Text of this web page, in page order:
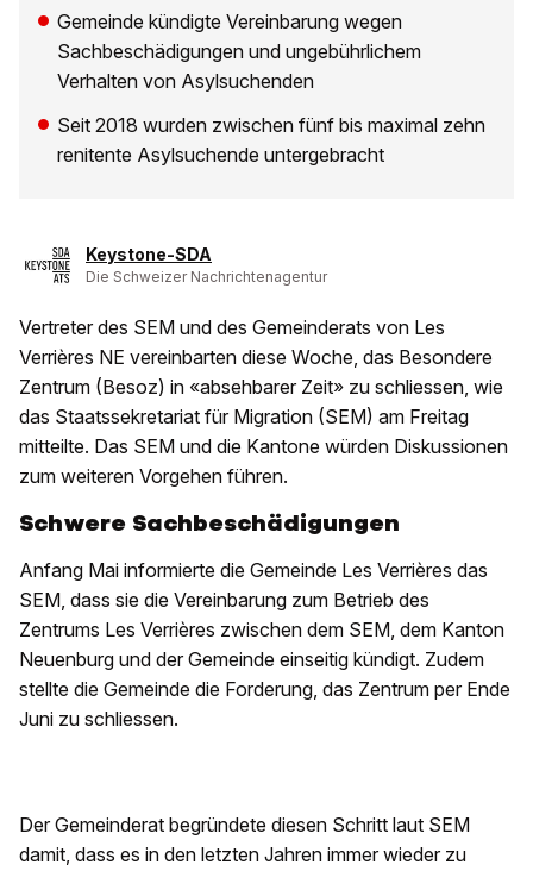
Gemeinde kündigte Vereinbarung wegen
Sachbeschädigungen und ungebührlichem
Verhalten von Asylsuchenden
Seit 2018 wurden zwischen fünf bis maximal zehn
renitente Asylsuchende untergebracht
Keystone-SDA
Die Schweizer Nachrichtenagentur
Vertreter des SEM und des Gemeinderats von Les
Verrières NE vereinbarten diese Woche, das Besondere
Zentrum (Besoz) in «absehbarer Zeit» zu schliessen, wie
das Staatssekretariat für Migration (SEM) am Freitag
mitteilte. Das SEM und die Kantone würden Diskussionen
zum weiteren Vorgehen führen.
Schwere Sachbeschädigungen
Anfang Mai informierte die Gemeinde Les Verrières das
SEM, dass sie die Vereinbarung zum Betrieb des
Zentrums Les Verrières zwischen dem SEM, dem Kanton
Neuenburg und der Gemeinde einseitig kündigt. Zudem
stellte die Gemeinde die Forderung, das Zentrum per Ende
Juni zu schliessen.
Der Gemeinderat begründete diesen Schritt laut SEM
damit, dass es in den letzten Jahren immer wieder zu